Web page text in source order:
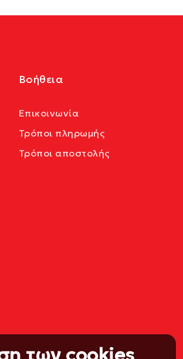
Βοήθεια
Επικοινωνία
Τρόποι πληρωμής
Τρόποι αποστολής